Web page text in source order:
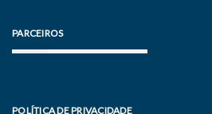
PARCEIROS
POLÍTICA DE PRIVACIDADE